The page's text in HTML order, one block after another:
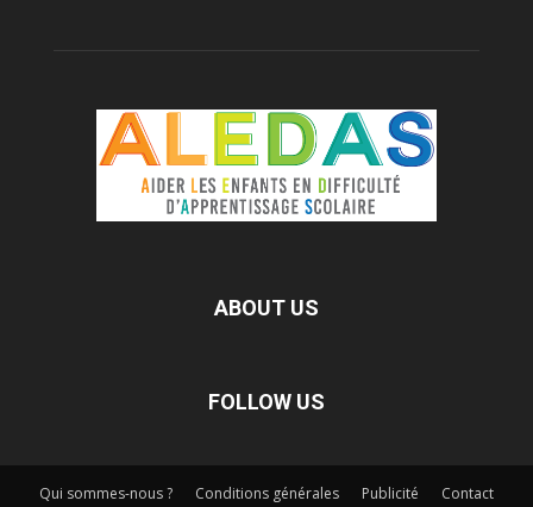
ABOUT US
FOLLOW US
Qui sommes-nous ? Conditions générales Publicité Contact